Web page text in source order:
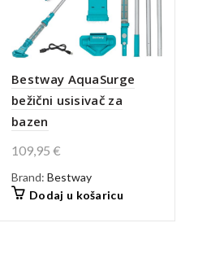
Bestway AquaSurge
bežični usisivač za
bazen
109,95€
Brand:Bestway
Dodaj u košaricu